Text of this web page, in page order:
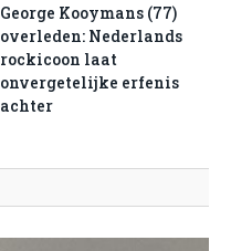
George Kooymans (77)
overleden: Nederlands
rockicoon laat
onvergetelijke erfenis
achter